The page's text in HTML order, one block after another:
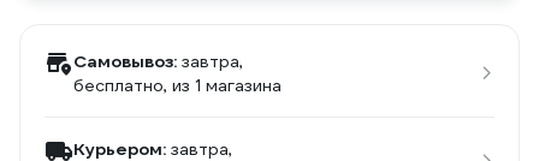
Самовывоз: завтра,
бесплатно, из 1 магазина
Курьером: завтра,